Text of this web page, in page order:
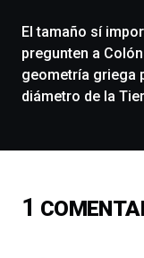
monólogos,
exposiciones,
conferencias,
docufórums
16
de
El tamaño sí
pregunten a
geometría griega
diámetro de la
1